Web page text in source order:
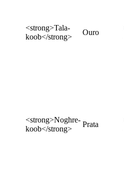
<strong>Tala-
koob</strong>
Ouro
<strong>Noghre-
koob</strong>
Prata